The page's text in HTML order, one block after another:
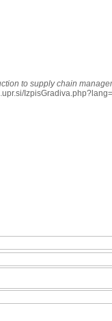
to supply chain